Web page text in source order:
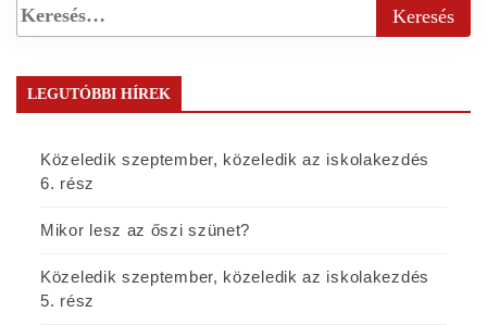
LEGUTÓBBI HÍREK
Közeledik szeptember, közeledik az iskolakezdés
6. rész
Mikor lesz az őszi szünet?
Közeledik szeptember, közeledik az iskolakezdés
5. rész